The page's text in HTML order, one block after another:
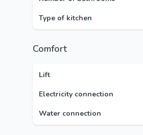
Type of kitchen
Comfort
Lift
Electricity connection
Water connection